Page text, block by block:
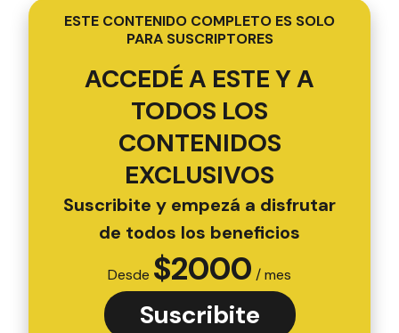
ESTE CONTENIDO COMPLETO ES SOLO
PARA SUSCRIPTORES
ACCEDÉ A ESTE Y A
TODOS LOS
CONTENIDOS
EXCLUSIVOS
Suscribite y empezá a disfrutar
de todos los beneficios
Desde $2000 / mes
Suscribite